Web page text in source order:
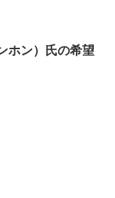
ホン）氏の希望